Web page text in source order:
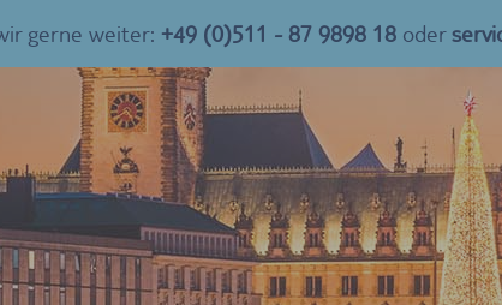
gerne weiter: +49 (0)511 - 87 9898 18oder